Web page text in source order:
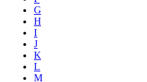
G
H
I
J
K
L
M